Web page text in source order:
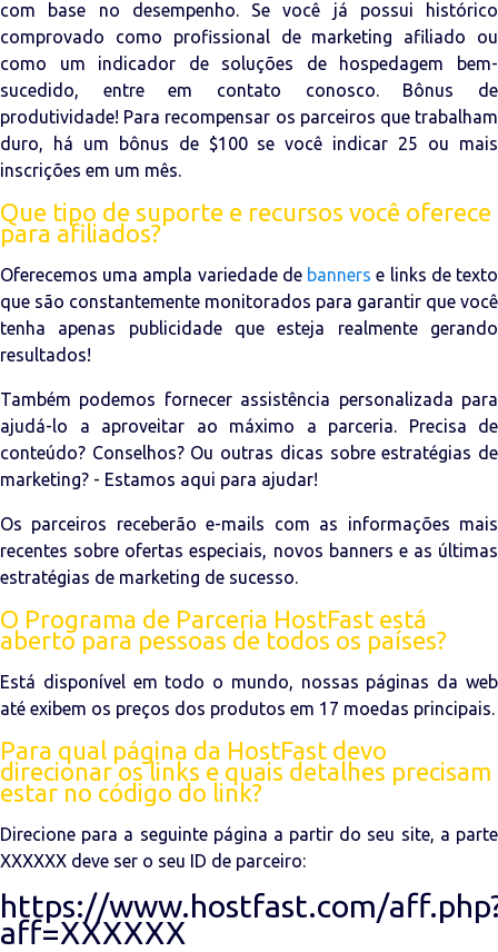
com base no desempenho. Se você já possui histórico
comprovado como profissional de marketing afiliado ou
como um indicador de soluções de hospedagem bem-
sucedido, entre em contato conosco. Bônus de
produtividade! Para recompensar os parceiros que trabalham
duro, há um bônus de $100 se você indicar 25 ou mais
inscrições em um mês.
Que tipo de suporte e recursos você oferece
para afiliados?
Oferecemos uma ampla variedade de banners e links de texto
que são constantemente monitorados para garantir que você
tenha apenas publicidade que esteja realmente gerando
resultados!
Também podemos fornecer assistência personalizada para
ajudá-lo a aproveitar ao máximo a parceria. Precisa de
conteúdo? Conselhos? Ou outras dicas sobre estratégias de
marketing? - Estamos aqui para ajudar!
Os parceiros receberão e-mails com as informações mais
recentes sobre ofertas especiais, novos banners e as últimas
estratégias de marketing de sucesso.
O Programa de Parceria HostFast está
aberto para pessoas de todos os países?
Está disponível em todo o mundo, nossas páginas da web
até exibem os preços dos produtos em 17 moedas principais.
Para qual página da HostFast devo
direcionar os links e quais detalhes precisam
estar no código do link?
Direcione para a seguinte página a partir do seu site, a parte
XXXXXX deve ser o seu ID de parceiro:
https://www.hostfast.com/
aff=XXXXXX